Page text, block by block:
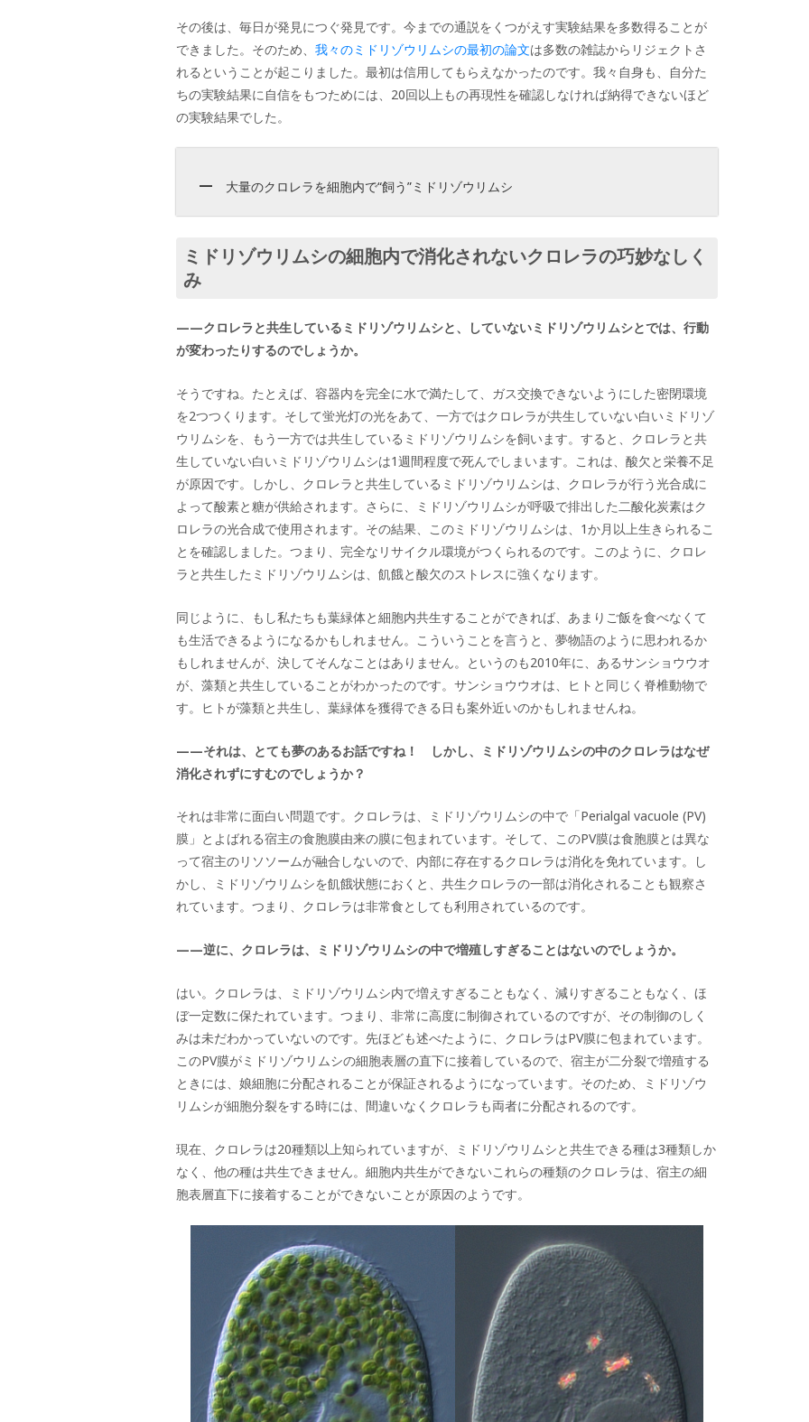
その後は、毎日が発見につぐ発見です。今までの通説をくつがえす実験結果を多数得ることが
できました。そのため、我々のミドリゾウリムシの最初の論文は多数の雑誌からリジェクトさ
れるということが起こりました。最初は信用してもらえなかったのです。我々自身も、自分た
ちの実験結果に自信をもつためには、20回以上もの再現性を確認しなければ納得できないほど
の実験結果でした。
大量のクロレラを細胞内で“飼う”ミドリゾウリムシ
ミドリゾウリムシの細胞内で消化されないクロレラの巧妙なしく
み
——クロレラと共生しているミドリゾウリムシと、していないミドリゾウリムシとでは、行動
が変わったりするのでしょうか。
そうですね。たとえば、容器内を完全に水で満たして、ガス交換できないようにした密閉環境
を2つつくります。そして蛍光灯の光をあて、一方ではクロレラが共生していない白いミドリゾ
ウリムシを、もう一方では共生しているミドリゾウリムシを飼います。すると、クロレラと共
生していない白いミドリゾウリムシは1週間程度で死んでしまいます。これは、酸欠と栄養不足
が原因です。しかし、クロレラと共生しているミドリゾウリムシは、クロレラが行う光合成に
よって酸素と糖が供給されます。さらに、ミドリゾウリムシが呼吸で排出した二酸化炭素はク
ロレラの光合成で使用されます。その結果、このミドリゾウリムシは、1か月以上生きられるこ
とを確認しました。つまり、完全なリサイクル環境がつくられるのです。このように、クロレ
ラと共生したミドリゾウリムシは、飢餓と酸欠のストレスに強くなります。
同じように、もし私たちも葉緑体と細胞内共生することができれば、あまりご飯を食べなくて
も生活できるようになるかもしれません。こういうことを言うと、夢物語のように思われるか
もしれませんが、決してそんなことはありません。というのも2010年に、あるサンショウウオ
が、藻類と共生していることがわかったのです。サンショウウオは、ヒトと同じく脊椎動物で
す。ヒトが藻類と共生し、葉緑体を獲得できる日も案外近いのかもしれませんね。
——それは、とても夢のあるお話ですね！ しかし、ミドリゾウリムシの中のクロレラはなぜ
消化されずにすむのでしょうか？
それは非常に面白い問題です。クロレラは、ミドリゾウリムシの中で「Perialgal vacuole (PV)
膜」とよばれる宿主の食胞膜由来の膜に包まれています。そして、このPV膜は食胞膜とは異な
って宿主のリソソームが融合しないので、内部に存在するクロレラは消化を免れています。し
かし、ミドリゾウリムシを飢餓状態におくと、共生クロレラの一部は消化されることも観察さ
れています。つまり、クロレラは非常食としても利用されているのです。
——逆に、クロレラは、ミドリゾウリムシの中で増殖しすぎることはないのでしょうか。
はい。クロレラは、ミドリゾウリムシ内で増えすぎることもなく、減りすぎることもなく、ほ
ぼ一定数に保たれています。つまり、非常に高度に制御されているのですが、その制御のしく
みは未だわかっていないのです。先ほども述べたように、クロレラはPV膜に包まれています。
このPV膜がミドリゾウリムシの細胞表層の直下に接着しているので、宿主が二分裂で増殖する
ときには、娘細胞に分配されることが保証されるようになっています。そのため、ミドリゾウ
リムシが細胞分裂をする時には、間違いなくクロレラも両者に分配されるのです。
現在、クロレラは20種類以上知られていますが、ミドリゾウリムシと共生できる種は3種類しか
なく、他の種は共生できません。細胞内共生ができないこれらの種類のクロレラは、宿主の細
胞表層直下に接着することができないことが原因のようです。